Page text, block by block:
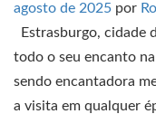
agosto de 2025 por
Estrasburgo, cidade
todo o seu encanto
sendo encantadora
a visita em qualquer